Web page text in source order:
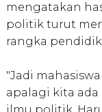
mengatakan
politik turut
rangka
"Jadi
apalagi kita